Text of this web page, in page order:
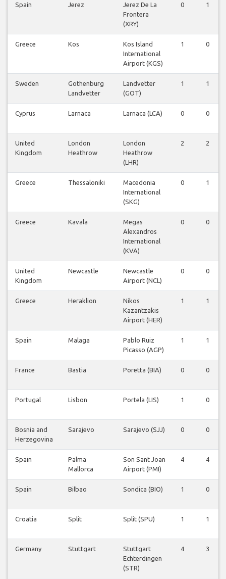
Spain Jerez
Jerez De La
Frontera
(XRY)
0 1
Greece Kos
Kos Island
International
Airport (KGS)
1 0
Sweden
Gothenburg
Landvetter
Landvetter
(GOT)
1 1
Cyprus Larnaca Larnaca (LCA) 0 0
United
Kingdom
London
Heathrow
London
Heathrow
(LHR)
2 2
Greece Thessaloniki
Macedonia
International
(SKG)
0 1
Greece Kavala
Megas
Alexandros
International
(KVA)
0 0
United
Kingdom
Newcastle
Newcastle
Airport (NCL)
0 0
Greece Heraklion
Nikos
Kazantzakis
Airport (HER)
1 1
Spain Malaga
Pablo Ruiz
Picasso (AGP)
1 1
France Bastia Poretta (BIA) 0 0
Portugal Lisbon Portela (LIS) 1 0
Bosnia and
Herzegovina
Sarajevo Sarajevo (SJJ) 0 0
Spain
Palma
Mallorca
Son Sant Joan
Airport (PMI)
4 4
Spain Bilbao Sondica (BIO) 1 0
Croatia Split Split (SPU) 1 1
Germany Stuttgart
Stuttgart
Echterdingen
(STR)
4 3